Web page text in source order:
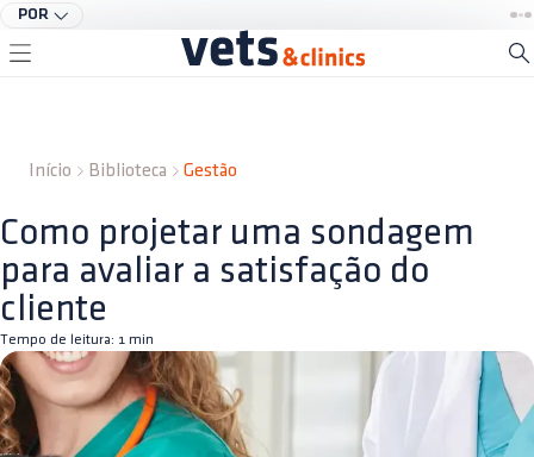
POR
Início Biblioteca Gestão
Como projetar uma sondagem
para avaliar a satisfação do
cliente
Tempo de leitura: 1 min